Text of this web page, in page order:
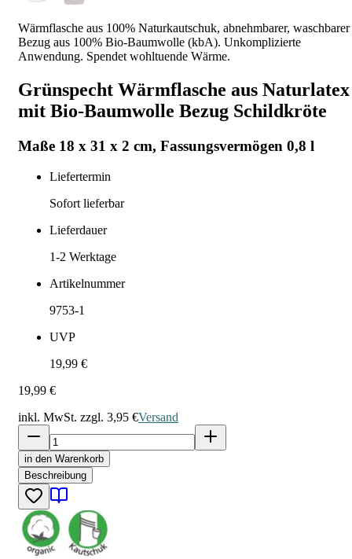
Wärmflasche aus 100% Naturkautschuk, abnehmbarer, waschbarer
Bezug aus 100% Bio-Baumwolle (kbA). Unkomplizierte
Anwendung. Spendet wohltuende Wärme.
Grünspecht Wärmflasche aus Naturlatex
mit Bio-Baumwolle Bezug Schildkröte
Maße 18 x 31 x 2 cm, Fassungsvermögen 0,8 l
Liefertermin
Sofort lieferbar
Lieferdauer
1-2 Werktage
Artikelnummer
9753-1
UVP
19,99 €
19,99 €
inkl. MwSt. zzgl. 3,95 €Versand
in den Warenkorb
Beschreibung